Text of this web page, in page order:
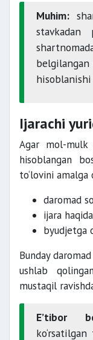
Muhim:
stavkadan
Ijarachi
Agar mol-
hisoblangan
to‘lovini
daromad
ijara
byudjetga
Bunday
ushlab
mustaqil
E’tibor